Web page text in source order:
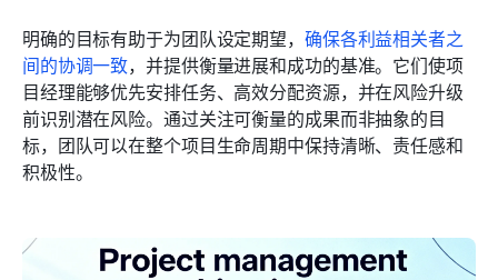
明确的目标有助于为团队设定期望， 确保各利益相关者之
间的协调一致，并提供衡量进展和成功的基准。它们使项
目经理能够优先安排任务、高效分配资源，并在风险升级
前识别潜在风险。通过关注可衡量的成果而非抽象的目
标，团队可以在整个项目生命周期中保持清晰、责任感和
积极性。